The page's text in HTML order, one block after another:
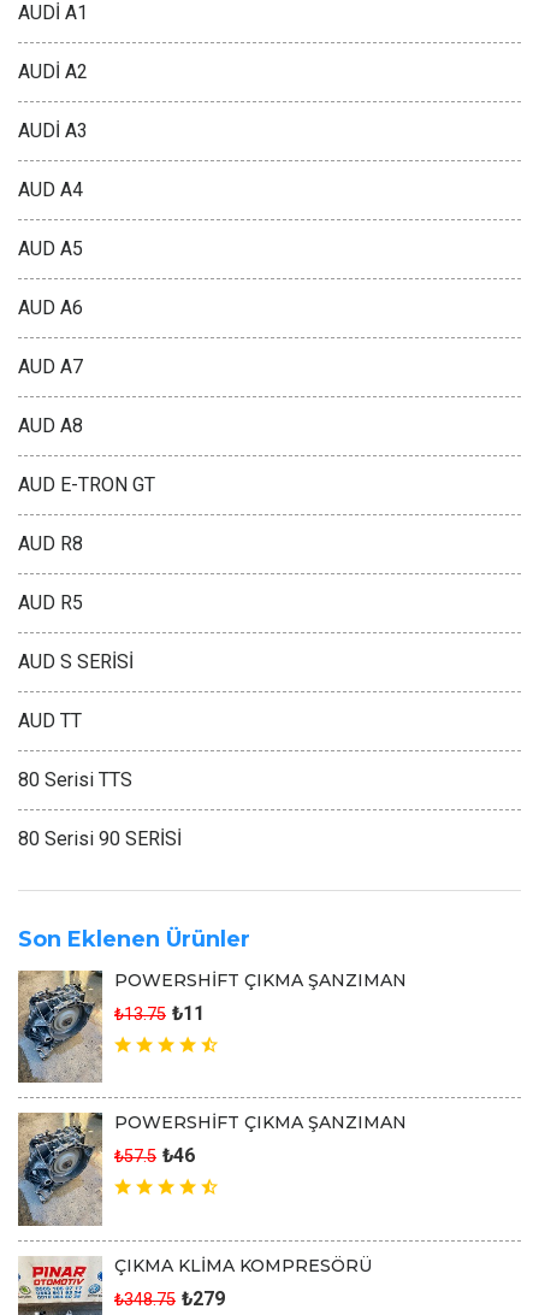
AUDİ A1
AUDİ A2
AUDİ A3
AUD A4
AUD A5
AUD A6
AUD A7
AUD A8
AUD E-TRON GT
AUD R8
AUD R5
AUD S SERİSİ
AUD TT
80 Serisi TTS
80 Serisi 90 SERİSİ
Son Eklenen Ürünler
POWERSHİFT ÇIKMA ŞANZIMAN
₺13.75 ₺11
POWERSHİFT ÇIKMA ŞANZIMAN
₺57.5 ₺46
ÇIKMA KLİMA KOMPRESÖRÜ
₺348.75 ₺279